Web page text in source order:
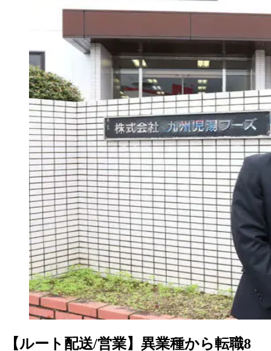
【ルート配送/営業】異業種から転職8